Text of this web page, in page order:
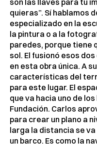
quieras”. Sí hablamos
especializado en la
la pintura o a la
paredes, porque tiene
sol. El fusionó esos
en esta obra única. A
características del
para este lugar. El
que va hacia uno de
Fundación. Carlos
para crear un plano a
larga la distancia se
un barco. Es como la